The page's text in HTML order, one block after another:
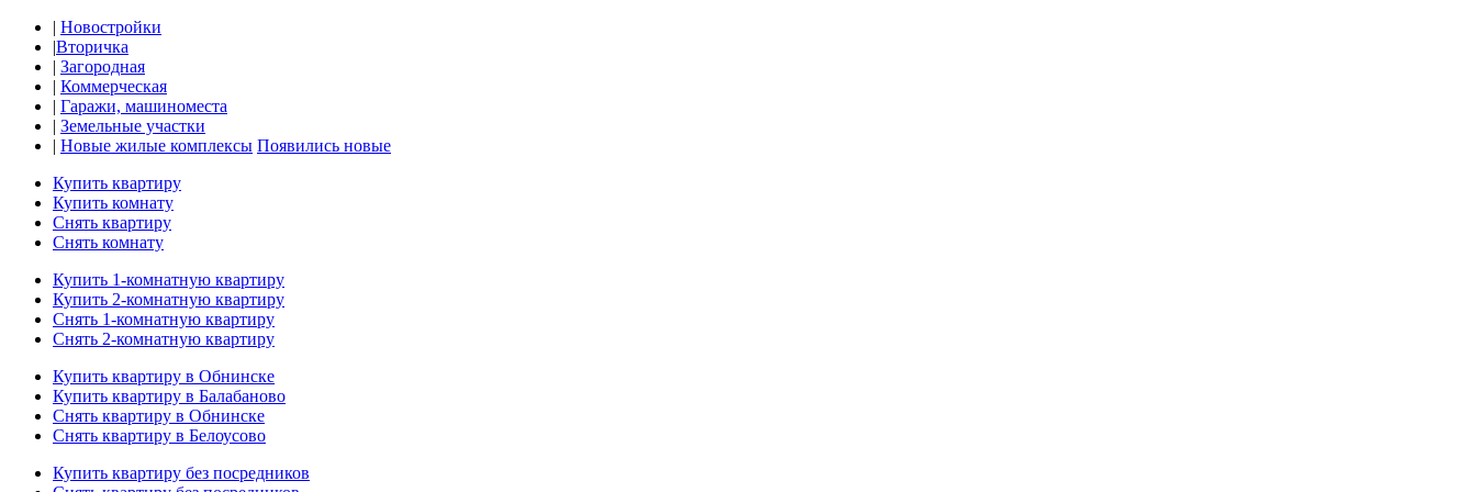
| Новостройки
|Вторичка
| Загородная
| Коммерческая
| Гаражи, машиноместа
| Земельные участки
| Новые жилые комплексы Появились новые
Купить квартиру
Купить комнату
Снять квартиру
Снять комнату
Купить 1-комнатную квартиру
Купить 2-комнатную квартиру
Снять 1-комнатную квартиру
Снять 2-комнатную квартиру
Купить квартиру в Обнинске
Купить квартиру в Балабаново
Снять квартиру в Обнинске
Снять квартиру в Белоусово
Купить квартиру без посредников